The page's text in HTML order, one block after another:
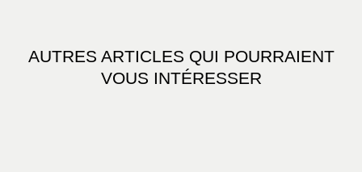
AUTRES ARTICLES QUI POURRAIENT
VOUS INTÉRESSER